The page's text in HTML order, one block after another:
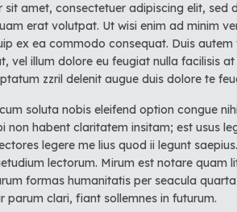
sit amet, consectetuer adipiscing elit,
erat volutpat. Ut wisi enim ad minim
ex ea commodo consequat. Duis
vel illum dolore eu feugiat nulla facilisis
zzril delenit augue duis dolore te
soluta nobis eleifend option congue
non habent claritatem insitam; est usus
legere me lius quod ii legunt
lectorum. Mirum est notare
formas humanitatis per seacula
parum clari, fiant sollemnes in futurum.